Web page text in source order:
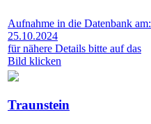
Aufnahme in die Datenbank am:
25.10.2024
für nähere Details bitte auf das
Bild klicken
Traunstein